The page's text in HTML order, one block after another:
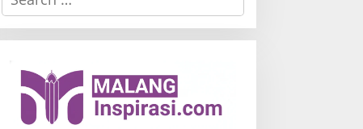
e
a